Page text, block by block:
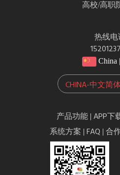
高校/高职
热线
China
CHINA-中文简
产品功能 | APP下
系统方案 | FAQ | 合